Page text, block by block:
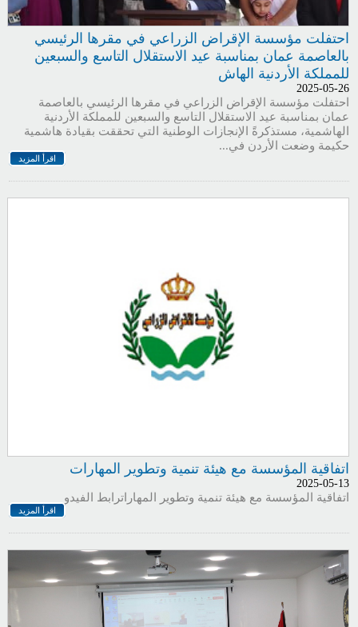
احتفلت مؤسسة الإقراض الزراعي في مقرها الرئيسي
بالعاصمة عمان بمناسبة عيد الاستقلال التاسع والسبعين
للمملكة الأردنية الهاش
2025-05-26
احتفلت مؤسسة الإقراض الزراعي في مقرها الرئيسي بالعاصمة
عمان بمناسبة عيد الاستقلال التاسع والسبعين للمملكة الأردنية
الهاشمية، مستذكرةً الإنجازات الوطنية التي تحققت بقيادة هاشمية
حكيمة وضعت الأردن في...
اقرأ المزيد
اتفاقية المؤسسة مع هيئة تنمية وتطوير المهارات
2025-05-13
اتفاقية المؤسسة مع هيئة تنمية وتطوير المهاراترابط الفيدو
اقرأ المزيد